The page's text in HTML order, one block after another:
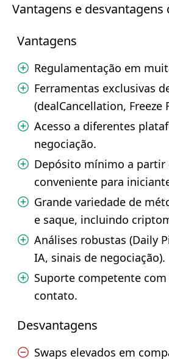
Vantagens e desvantagens
Vantagens
Regulamentação em
Ferramentas exclusivas
(dealCancellation, Freeze
Acesso a diferentes
negociação.
Depósito mínimo a partir
conveniente para
Grande variedade de
e saque, incluindo
Análises robustas (Daily
IA, sinais de negociação).
Suporte competente
contato.
Desvantagens
Swaps elevados em